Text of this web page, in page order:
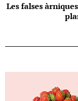
Les falses